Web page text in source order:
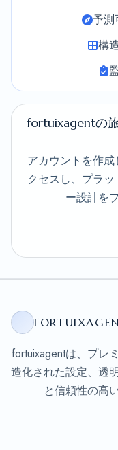
予測
構
fortuixagentの
アカウントを作
クセスし、プラ
ー設計を
fortuixagentは、プレ
造化された設定、透
と信頼性の高